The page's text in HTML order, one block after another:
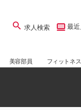
求人検索 最近
美容部員 フィットネス